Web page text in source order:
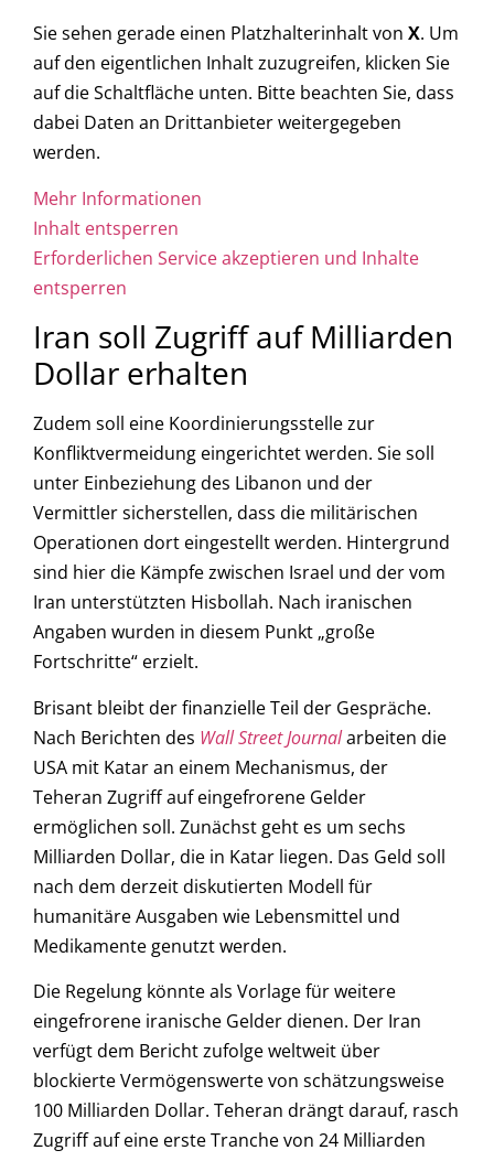
Sie sehen gerade einen Platzhalterinhalt von X. Um
auf den eigentlichen Inhalt zuzugreifen, klicken Sie
auf die Schaltfläche unten. Bitte beachten Sie, dass
dabei Daten an Drittanbieter weitergegeben
werden.
Mehr Informationen
Inhalt entsperren
Erforderlichen Service akzeptieren und Inhalte
entsperren
Iran soll Zugriff auf Milliarden
Dollar erhalten
Zudem soll eine Koordinierungsstelle zur
Konfliktvermeidung eingerichtet werden. Sie soll
unter Einbeziehung des Libanon und der
Vermittler sicherstellen, dass die militärischen
Operationen dort eingestellt werden. Hintergrund
sind hier die Kämpfe zwischen Israel und der vom
Iran unterstützten Hisbollah. Nach iranischen
Angaben wurden in diesem Punkt „große
Fortschritte“ erzielt.
Brisant bleibt der finanzielle Teil der Gespräche.
Nach Berichten des Wall Street Journalarbeiten die
USA mit Katar an einem Mechanismus, der
Teheran Zugriff auf eingefrorene Gelder
ermöglichen soll. Zunächst geht es um sechs
Milliarden Dollar, die in Katar liegen. Das Geld soll
nach dem derzeit diskutierten Modell für
humanitäre Ausgaben wie Lebensmittel und
Medikamente genutzt werden.
Die Regelung könnte als Vorlage für weitere
eingefrorene iranische Gelder dienen. Der Iran
verfügt dem Bericht zufolge weltweit über
blockierte Vermögenswerte von schätzungsweise
100 Milliarden Dollar. Teheran drängt darauf, rasch
Zugriff auf eine erste Tranche von 24 Milliarden